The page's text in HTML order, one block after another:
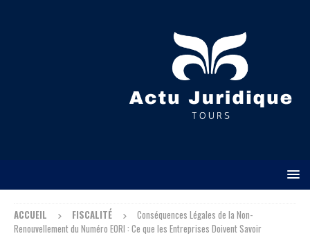
ACCUEIL FISCALITÉ
Conséquences Légales de la Non-
Renouvellement du Numéro EORI : Ce que les Entreprises Doivent Savoir